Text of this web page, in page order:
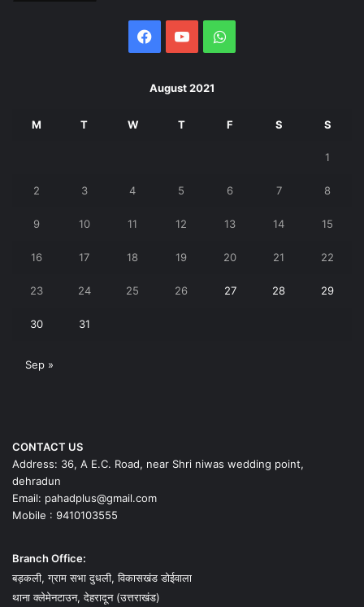
FacebookYouTubeWhatsApp
August 2021
M T W T F S S
1
2 3 4 5 6 7 8
9 10 11 12 13 14 15
16 17 18 19 20 21 22
23 24 25 26 27 28 29
30 31
Sep »
CONTACT US
Address: 36, A E.C. Road, near Shri niwas wedding point,
dehradun
Email: pahadplus@gmail.com
Mobile : 9410103555
Branch Office:
बड़कली, ग्राम सभा दुधली, विकासखंड डोईवाला
थाना क्लेमेनटाउन, देहरादून (उत्तराखंड)